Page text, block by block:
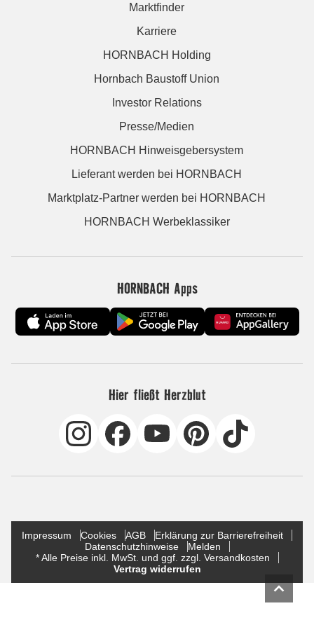
Marktfinder
Karriere
HORNBACH Holding
Hornbach Baustoff Union
Investor Relations
Presse/Medien
HORNBACH Hinweisgebersystem
Lieferant werden bei HORNBACH
Marktplatz-Partner werden bei HORNBACH
HORNBACH Werbeklassiker
HORNBACH Apps
Hier fließt Herzblut
Impressum Cookies AGB
Erklärung zur Barrierefreiheit
Datenschutzhinweise
Melden
* Alle Preise inkl. MwSt. und ggf. zzgl. Versandkosten
Vertrag widerrufen